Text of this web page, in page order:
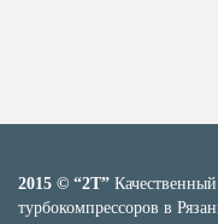
2015 © “2T”
турбокомпрессоров в